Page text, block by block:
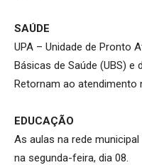
SAÚDE
UPA – Unidade de Pronto
Básicas de Saúde (UBS)
Retornam ao atendimento
EDUCAÇÃO
As aulas na rede
na segunda-feira, dia 08.